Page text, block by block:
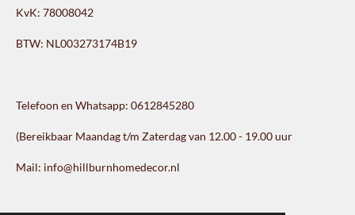
KvK: 78008042
BTW: NL003273174B19
Telefoon en Whatsapp: 0612845280
(Bereikbaar Maandag t/m Zaterdag van 12.00 - 19.00 uur
Mail: info@hillburnhomedecor.nl